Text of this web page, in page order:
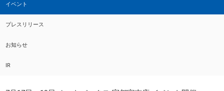
イベント
プレスリリース
お知らせ
IR